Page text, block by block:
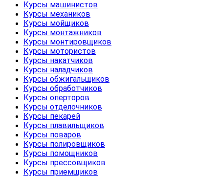
Курсы машинистов
Курсы механиков
Курсы мойщиков
Курсы монтажников
Курсы монтировщиков
Курсы мотористов
Курсы накатчиков
Курсы наладчиков
Курсы обжигальщиков
Курсы обработчиков
Курсы оперторов
Курсы отделочников
Курсы пекарей
Курсы плавильщиков
Курсы поваров
Курсы полировщиков
Курсы помощников
Курсы прессовщиков
Курсы приемщиков